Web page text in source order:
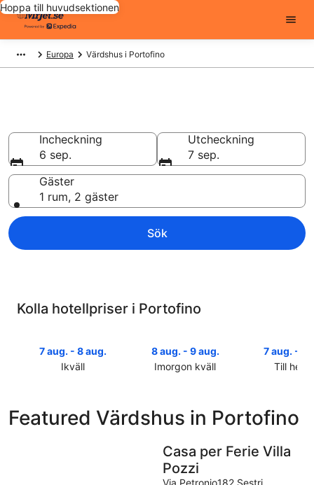
Hoppa till huvudsektionen
Europa Värdshus i Portofino
Incheckning
6 sep.
Utcheckning
7 sep.
Gäster
1 rum, 2 gäster
Sök
Kolla hotellpriser i Portofino
7 aug. - 8 aug.
Ikväll
Portofino
8 aug. - 9 aug.
Imorgon kväll
Portofino
imorgon
natt,
7 aug. - 9
Till
Portofino
helgen,
aug.
Featured Värdshus in Portofino
Casa per Ferie Villa
Pozzi
Via Petronio182 Sestri